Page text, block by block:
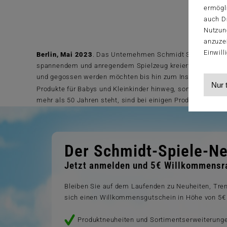
auch
Nur
Berlin, Mai 2023 . Das Unternehmen Schmidt Spiele hat
spannendem und anregendem Spielzeug kreiert wurde.
und gegossen werden möchten bis hin zum
Produkte für Babys und Kleinkinder hinweg, sondern
mehr als 50 Jahren steht, sind bei einigen Produkten
Der Schmidt-Spiele-
Jetzt anmelden und 5€
Bleiben Sie auf dem Laufenden zu Neuheiten,
sich einen Willkommensgutschein in Höhe von
Produktneuheiten und